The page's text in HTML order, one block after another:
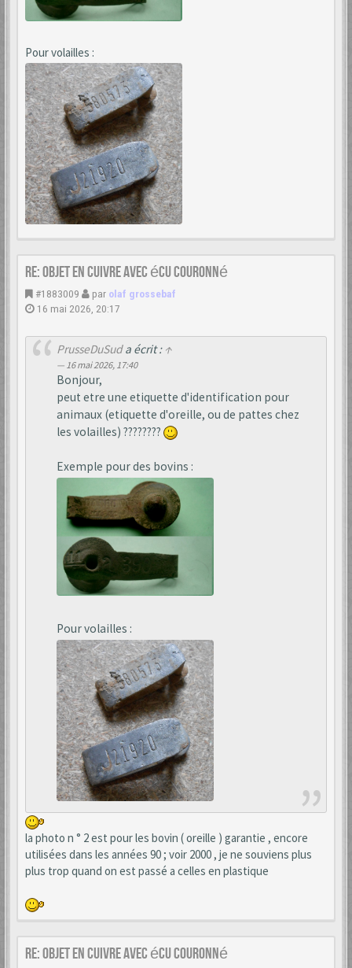
Pour volailles :
Re: Objet en cuivre avec écu couronné
#1883009 par olaf grossebaf
16 mai 2026, 20:17
PrusseDuSuda écrit : ↑
16 mai 2026, 17:40
Bonjour,
peut etre une etiquette d'identification pour
animaux (etiquette d'oreille, ou de pattes chez
les volailles) ????????
Exemple pour des bovins :
Pour volailles :
la photo n ° 2 est pour les bovin ( oreille ) garantie , encore
utilisées dans les années 90 ; voir 2000 , je ne souviens plus
plus trop quand on est passé a celles en plastique
Re: Objet en cuivre avec écu couronné